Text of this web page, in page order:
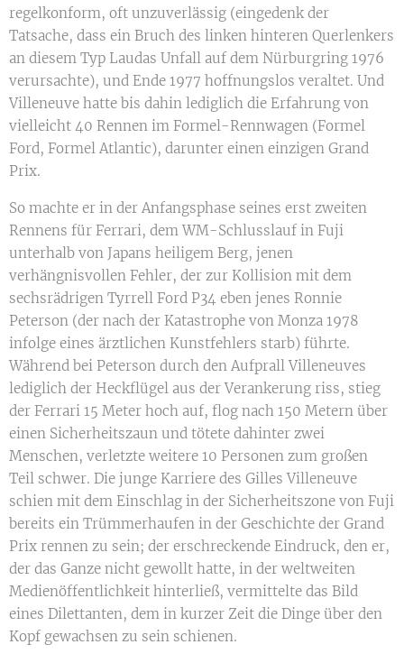
regelkonform, oft unzuverlässig (eingedenk der
Tatsache, dass ein Bruch des linken hinteren Querlenkers
an diesem Typ Laudas Unfall auf dem Nürburgring 1976
verursachte), und Ende 1977 hoffnungslos veraltet. Und
Villeneuve hatte bis dahin lediglich die Erfahrung von
vielleicht 40 Rennen im Formel-Rennwagen (Formel
Ford, Formel Atlantic), darunter einen einzigen Grand
Prix.
So machte er in der Anfangsphase seines erst zweiten
Rennens für Ferrari, dem WM-Schlusslauf in Fuji
unterhalb von Japans heiligem Berg, jenen
verhängnisvollen Fehler, der zur Kollision mit dem
sechsrädrigen Tyrrell Ford P34 eben jenes Ronnie
Peterson (der nach der Katastrophe von Monza 1978
infolge eines ärztlichen Kunstfehlers starb) führte.
Während bei Peterson durch den Aufprall Villeneuves
lediglich der Heckflügel aus der Verankerung riss, stieg
der Ferrari 15 Meter hoch auf, flog nach 150 Metern über
einen Sicherheitszaun und tötete dahinter zwei
Menschen, verletzte weitere 10 Personen zum großen
Teil schwer. Die junge Karriere des Gilles Villeneuve
schien mit dem Einschlag in der Sicherheitszone von Fuji
bereits ein Trümmerhaufen in der Geschichte der Grand
Prix rennen zu sein; der erschreckende Eindruck, den er,
der das Ganze nicht gewollt hatte, in der weltweiten
Medienöffentlichkeit hinterließ, vermittelte das Bild
eines Dilettanten, dem in kurzer Zeit die Dinge über den
Kopf gewachsen zu sein schienen.